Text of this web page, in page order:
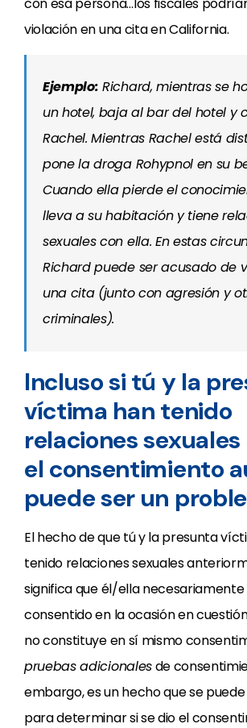
violación en una cita en California.
Ejemplo: Richard, mientras se
un hotel, baja al bar del hotel y
Rachel. Mientras Rachel está
pone la droga Rohypnol en su
Cuando ella pierde el
lleva a su habitación y tiene
sexuales con ella. En estas
Richard puede ser acusado de
una cita (junto con agresión y
criminales).
Incluso si tú y la
víctima han tenido
relaciones
el consentimiento
puede ser un
El hecho de que tú y la presunta
tenido relaciones sexuales
significa que él/ella
consentido en la ocasión en
no constituye en sí mismo
pruebas adicionalesde
embargo, es un hecho que se
para determinar si se dio el